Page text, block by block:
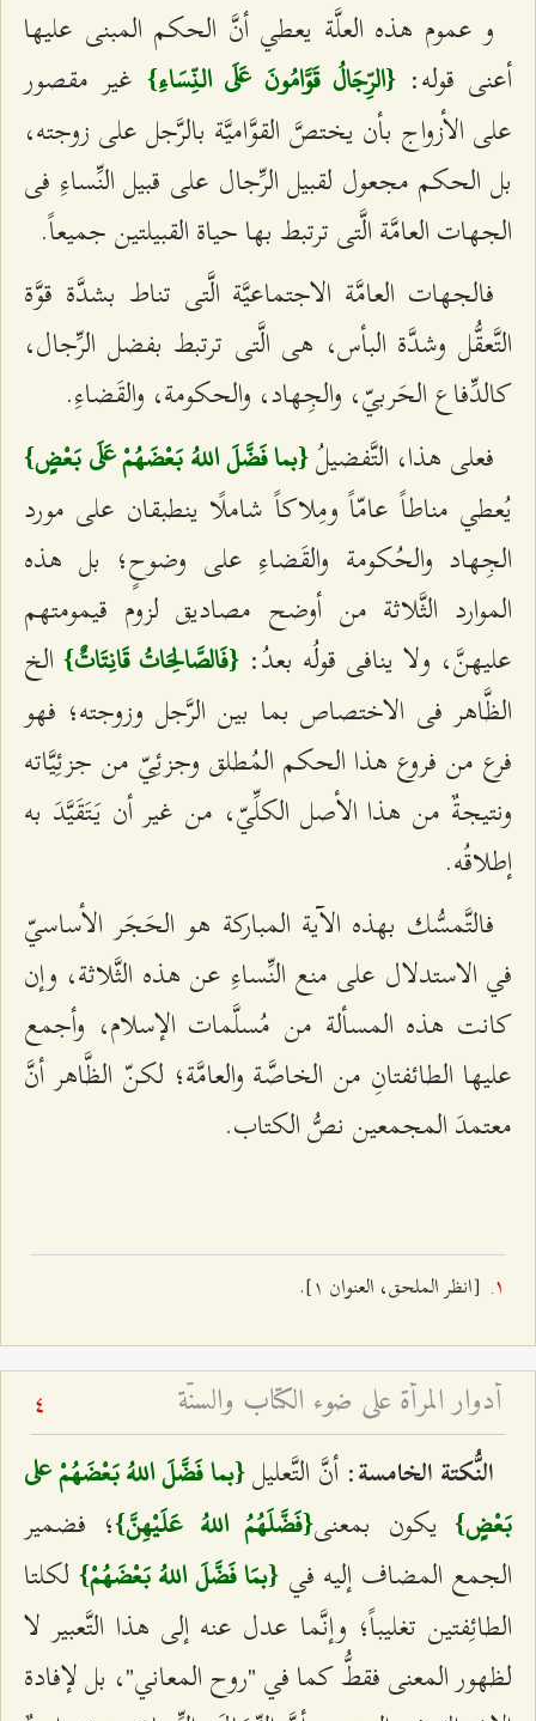
و عموم هذه العلَّة يعطي أنَّ الحكم المبنى عليها
أعنى قوله: {الرِّجَالُ قَوَّامُونَ عَلَى النِّسَاءِ} غير مقصور
على الأزواج بأن يختصَّ القوَّاميَّة بالرَّجل على زوجته،
بل الحكم مجعول لقبيل الرِّجال على قبيل النِّساءِ فى
الجهات العامَّة الَّتى ترتبط بها حياة القبيلتين جميعاً.
فالجهات العامَّة الاجتماعيَّة الَّتى تناط بشدَّة قوَّة
التَّعقُّل وشدَّة البأس، هى الَّتى ترتبط بفضل الرِّجال،
كالدِّفاع الحَربيّ، والجِهاد، والحكومة، والقَضاءِ.
فعلى هذا، التَّفضيلُ{بما فَضَّلَ اللهُ بَعْضَهُمْ عَلَى بَعْضٍ}
يُعطي مناطاً عامّاً ومِلاكاً شاملًا ينطبقان على مورد
الجِهاد والحُكومة والقَضاءِ على وضوحٍ؛ بل هذه
الموارد الثَّلاثة من أوضح مصاديق لزوم قيمومتهم
عليهنَّ، ولا ينافى قولُه بعدُ: {فَالصَّالِحَاتُ قَانِتَاتٌ} الخ
الظَّاهر فى الاختصاص بما بين الرَّجل وزوجته؛ فهو
فرع من فروع هذا الحكم المُطلق وجزئِيّ من جزئِيَّاته
ونتيجةٌ من هذا الأصل الكلِّيّ، من غير أن يَتَقَيَّدَ به
إطلاقُه.
فالتَّمسُّك بهذه الآية المباركة هو الحَجَر الأساسيّ
في الاستدلال على‌ منع النِّساءِ عن هذه الثَّلاثة، وإن
كانت هذه المسألة من مُسلَّمات الإسلام، وأجمع
عليها الطائفتانِ من الخاصَّة والعامَّة؛ لكنّ الظَّاهر أنَّ
معتمدَ المجمعين نصُّ الكتاب.
[انظر الملحق، العنوان ۱].
أدوار المرأة على ضوء الكتاب والسنّة 4
النُّكتة الخامسة: أنَّ التَّعليل{بما فَضَّلَ اللهُ بَعْضَهُمْ على
بَعْضٍ}يكون بمعنى{فَضَّلَهُمُ اللهُ عَلَيْهِنَّ}؛ فضمير
الجمع المضاف إليه في {بمَا فَضَّلَ اللهُ بَعْضَهُمْ} لكلتا
الطائِفتين تغليباً؛ وإنَّما عدل عنه إلى هذا التَّعبير لا
لظهور المعنى فقطُّ كما في "روح المعاني"، بل لإفادة